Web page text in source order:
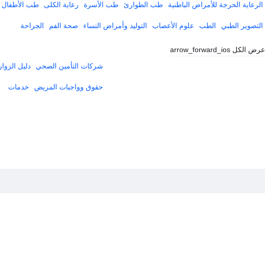
الرعاية الحرجة للأمراض الباطنية طب الطوارئ طب الأسرة رعاية الكلى طب الأطفال
التصوير الطبي الطب علوم الأعصاب التوليد وأمراض النساء صحة الفم الجراحة
عرض الكل arrow_forward_ios
شركات التأمين الصحي​ دليل الزوار
حقوق وواجبات المريض خدمات